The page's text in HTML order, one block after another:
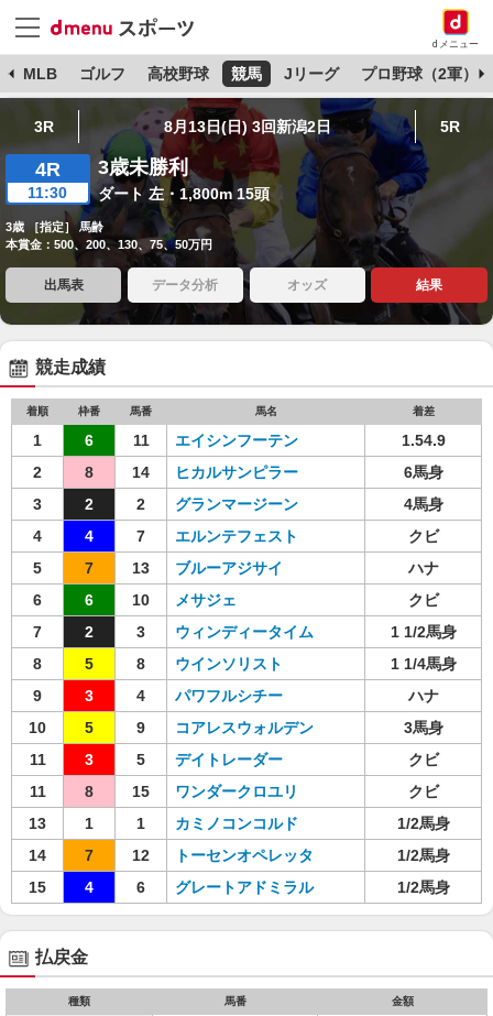
dメニュー
MLB ゴルフ 高校野球 競馬 Jリーグ プロ野球（2軍）
3R 8月13日(日) 3回新潟2日 5R
4R
11:30
3歳未勝利
ダート 左・1,800m 15頭
3歳 ［指定］ 馬齢
本賞金：500、200、130、75、50万円
出馬表 データ分析 オッズ 結果
競走成績
着順 枠番 馬番 馬名 着差
1 6 11 エイシンフーテン
1.54.9
2
8 14 ヒカルサンピラー
6馬身
3
2 2 グランマージーン
4馬身
4
4 7 エルンテフェスト
クビ
5
7 13 ブルーアジサイ
ハナ
6
6 10 メサジェ
クビ
7
2 3 ウィンディータイム
1 1/2馬身
8
5 8 ウインソリスト
1 1/4馬身
9
3 4 パワフルシチー
ハナ
10
5 9 コアレスウォルデン
3馬身
11
3 5 デイトレーダー
クビ
11
8 15 ワンダークロユリ
クビ
13
1 1 カミノコンコルド
1/2馬身
14
7 12 トーセンオペレッタ
1/2馬身
15
4 6 グレートアドミラル 1/2馬身
払戻金
種類 馬番 金額